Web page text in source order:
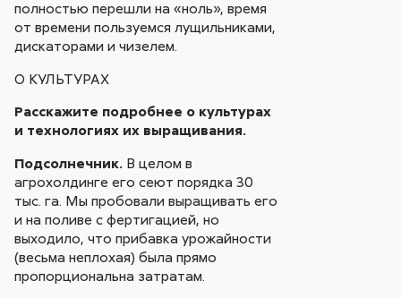
полностью перешли на «ноль», время
от времени пользуемся лущильниками,
дискаторами и чизелем.
О КУЛЬТУРАХ
Расскажите подробнее о культурах
и технологиях их выращивания.
Подсолнечник. В целом в
агрохолдинге его сеют порядка 30
тыс. га. Мы пробовали выращивать его
и на поливе с фертигацией, но
выходило, что прибавка урожайности
(весьма неплохая) была прямо
пропорциональна затратам.